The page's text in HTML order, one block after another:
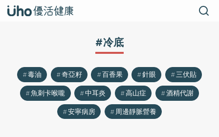
#冷底
毒油 奇亞籽 百香果 針眼
三伏貼
魚刺卡喉嚨
中耳炎 高山症
酒精代謝
安寧病房
周邊靜脈營養